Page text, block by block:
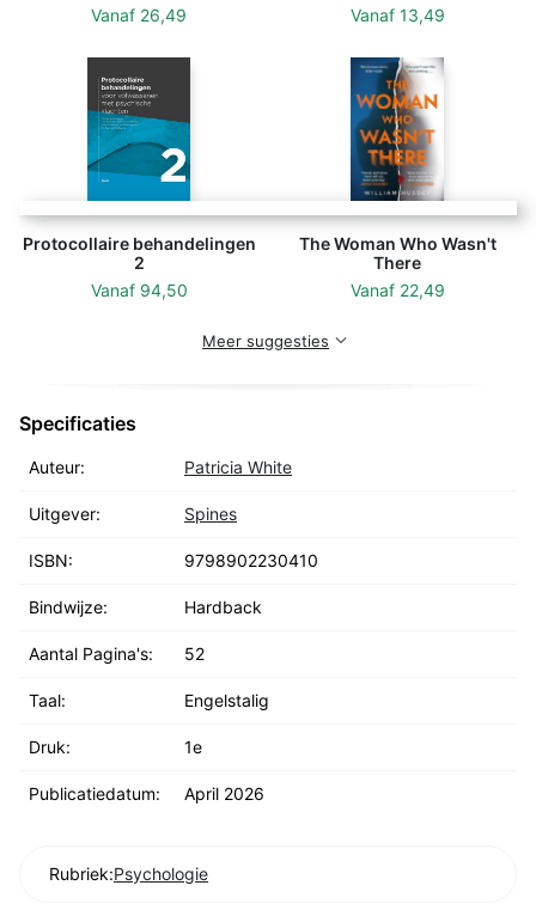
Vanaf 26,49
Vanaf 13,49
Protocollaire behandelingen
2
Vanaf 94,50
The Woman Who Wasn't
There
Vanaf 22,49
Meer suggesties
Specificaties
Auteur: Patricia White
Uitgever: Spines
ISBN: 9798902230410
Bindwijze: Hardback
Aantal Pagina's: 52
Taal: Engelstalig
Druk: 1e
Publicatiedatum: April 2026
Rubriek:Psychologie